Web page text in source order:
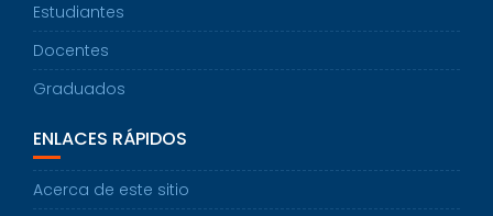
Estudiantes
Docentes
Graduados
ENLACES RÁPIDOS
Acerca de este sitio